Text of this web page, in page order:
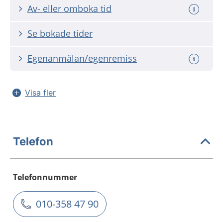
Av- eller omboka tid
Se bokade tider
Egenanmälan/egenremiss
Visa fler
Telefon
Telefonnummer
010-358 47 90